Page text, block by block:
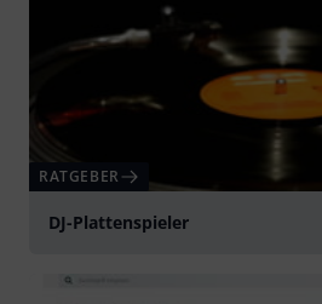
RATGEBER
DJ-Plattenspieler